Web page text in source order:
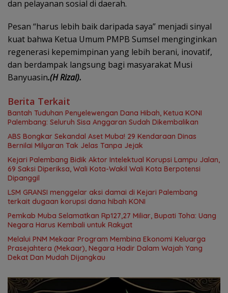
dan pelayanan sosial di daerah.
Pesan “harus lebih baik daripada saya” menjadi sinyal
kuat bahwa Ketua Umum PMPB Sumsel menginginkan
regenerasi kepemimpinan yang lebih berani, inovatif,
dan berdampak langsung bagi masyarakat Musi
Banyuasin.(H Rizal).
Berita Terkait
Bantah Tuduhan Penyelewengan Dana Hibah, Ketua KONI
Palembang: Seluruh Sisa Anggaran Sudah Dikembalikan
ABS Bongkar Sekandal Aset Muba! 29 Kendaraan Dinas
Bernilai Milyaran Tak Jelas Tanpa Jejak
Kejari Palembang Bidik Aktor Intelektual Korupsi Lampu Jalan,
69 Saksi Diperiksa, Wali Kota-Wakil Wali Kota Berpotensi
Dipanggil
LSM GRANSI menggelar aksi damai di Kejari Palembang
terkait dugaan korupsi dana hibah KONI
Pemkab Muba Selamatkan Rp127,27 Miliar, Bupati Toha: Uang
Negara Harus Kembali untuk Rakyat
Melalui PNM Mekaar Program Membina Ekonomi Keluarga
Prasejahtera (Mekaar), Negara Hadir Dalam Wajah Yang
Dekat Dan Mudah Dijangkau